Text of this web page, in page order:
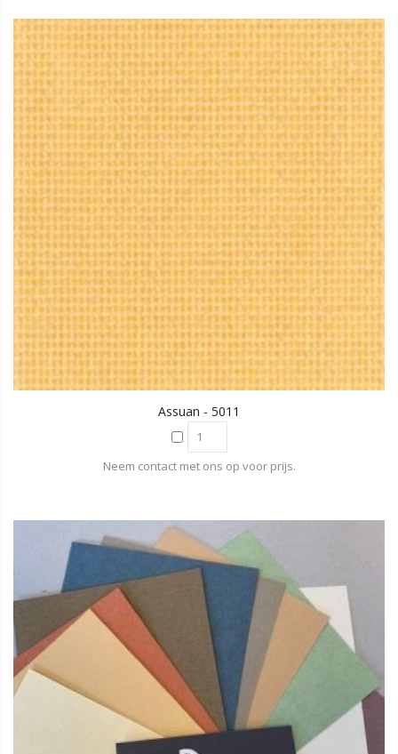
Assuan - 5011
Neem contact met ons op voor prijs.